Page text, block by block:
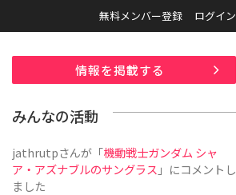
無料メンバー登録 ログイン
情報を掲載する
みんなの活動
jathrutpさんが「機動戦士ガンダム シャ
ア・アズナブルのサングラス 」にコメントし
ました